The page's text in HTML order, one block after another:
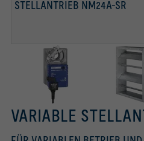
STELLANTRIEB NM24A-SR
VARIABLE